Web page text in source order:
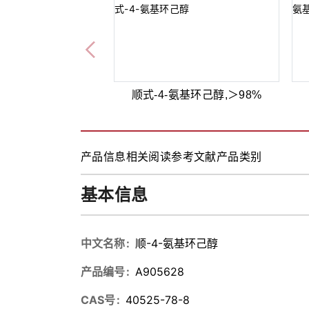
顺式-4-氨基环己醇,＞98%
产品信息相关阅读参考文献产品类别
基本信息
中文名称 顺-4-氨基环己醇
产品编号 A905628
CAS号 40525-78-8